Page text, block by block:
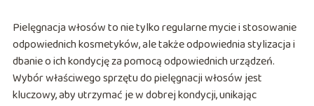
Pielęgnacja włosów to nie tylko regularne mycie i stosowanie
odpowiednich kosmetyków, ale także odpowiednia stylizacja i
dbanie o ich kondycję za pomocą odpowiednich urządzeń.
Wybór właściwego sprzętu do pielęgnacji włosów jest
kluczowy, aby utrzymać je w dobrej kondycji, unikając